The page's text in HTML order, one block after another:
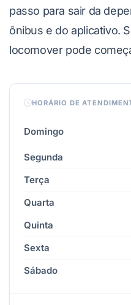
passo para sair da
ônibus e do aplicativo.
locomover pode
HORÁRIO DE
Domingo
Segunda
Terça
Quarta
Quinta
Sexta
Sábado